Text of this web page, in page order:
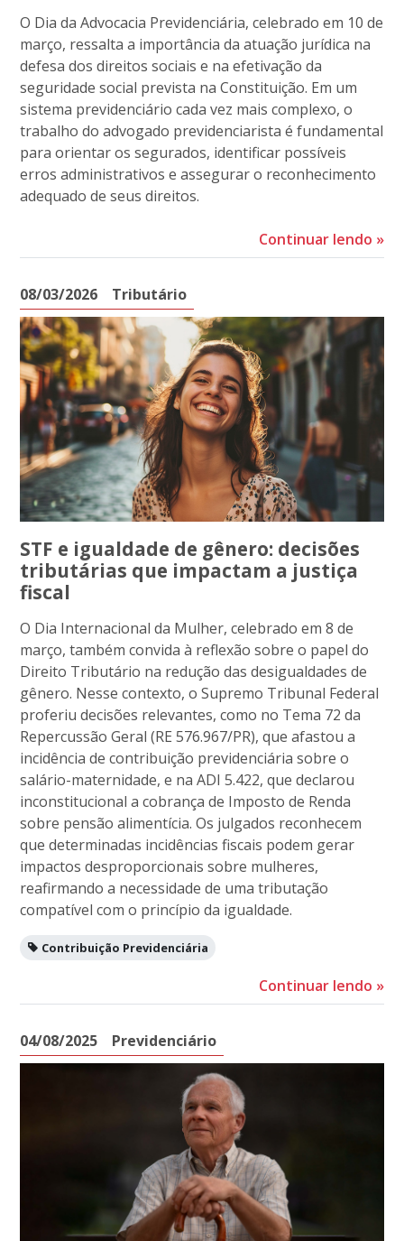
O Dia da Advocacia Previdenciária, celebrado em 10 de
março, ressalta a importância da atuação jurídica na
defesa dos direitos sociais e na efetivação da
seguridade social prevista na Constituição. Em um
sistema previdenciário cada vez mais complexo, o
trabalho do advogado previdenciarista é fundamental
para orientar os segurados, identificar possíveis
erros administrativos e assegurar o reconhecimento
adequado de seus direitos.
Continuar lendo »
08/03/2026 Tributário
STF e igualdade de gênero: decisões
tributárias que impactam a justiça
fiscal
O Dia Internacional da Mulher, celebrado em 8 de
março, também convida à reflexão sobre o papel do
Direito Tributário na redução das desigualdades de
gênero. Nesse contexto, o Supremo Tribunal Federal
proferiu decisões relevantes, como no Tema 72 da
Repercussão Geral (RE 576.967/PR), que afastou a
incidência de contribuição previdenciária sobre o
salário-maternidade, e na ADI 5.422, que declarou
inconstitucional a cobrança de Imposto de Renda
sobre pensão alimentícia. Os julgados reconhecem
que determinadas incidências fiscais podem gerar
impactos desproporcionais sobre mulheres,
reafirmando a necessidade de uma tributação
compatível com o princípio da igualdade.
Contribuição Previdenciária
Continuar lendo »
04/08/2025 Previdenciário